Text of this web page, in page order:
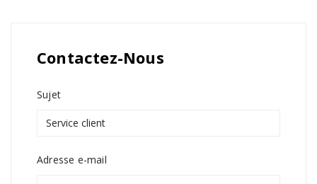
Contactez-Nous
Sujet
Adresse e-mail